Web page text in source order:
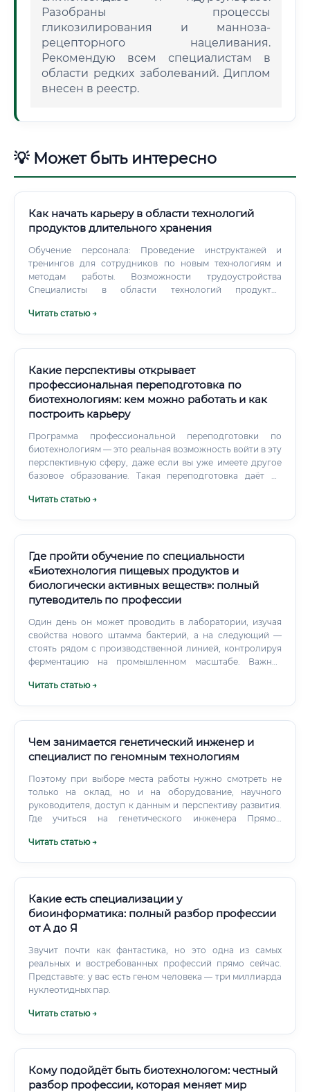
Разобраны процессы
гликозилирования и манноза-
рецепторного нацеливания.
Рекомендую всем специалистам в
области редких заболеваний. Диплом
внесен в реестр.
💡 Может быть интересно
Как начать карьеру в области технологий
продуктов длительного хранения
Обучение персонала: Проведение инструктажей и
тренингов для сотрудников по новым технологиям и
методам работы. Возможности трудоустройства
Специалисты в области технологий продуктов
предприятиях пищевой промышленности, включая:
хранения, таких как ультрапастеризованное молоко.
Читать статью →
Какие перспективы открывает
профессиональная переподготовка по
биотехнологиям: кем можно работать и как
построить карьеру
Программа профессиональной переподготовки по
биотехнологиям — это реальная возможность войти в эту
перспективную сферу, даже если вы уже имеете другое
базовое образование. Такая переподготовка даёт не
профессиональную квалификацию, признаваемую
Читать статью →
Где пройти обучение по специальности
«Биотехнология пищевых продуктов и
биологически активных веществ»: полный
путеводитель по профессии
Один день он может проводить в лаборатории, изучая
свойства нового штамма бактерий, а на следующий —
стоять рядом с производственной линией, контролируя
ферментацию на промышленном масштабе. Важная
развивается. Каждый год появляются новые технологии,
Читать статью →
Чем занимается генетический инженер и
специалист по геномным технологиям
Поэтому при выборе места работы нужно смотреть не
только на оклад, но и на оборудование, научного
руководителя, доступ к данным и перспективу развития.
Где учиться на генетического инженера Прямой
бакалавриата по биологии, биотехнологии,
Читать статью →
Какие есть специализации у
биоинформатика: полный разбор профессии
от А до Я
Звучит почти как фантастика, но это одна из самых
реальных и востребованных профессий прямо сейчас.
Представьте: у вас есть геном человека — три миллиарда
нуклеотидных пар.
Читать статью →
Кому подойдёт быть биотехнологом: честный
разбор профессии, которая меняет мир